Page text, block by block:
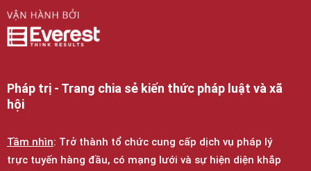
Pháp trị - Trang chia sẻ kiến thức pháp luật và xã
hội
Tầm nhìn: Trở thành tổ chức cung cấp dịch vụ pháp lý
trực tuyến hàng đầu, có mạng lưới và sự hiện diện khắp